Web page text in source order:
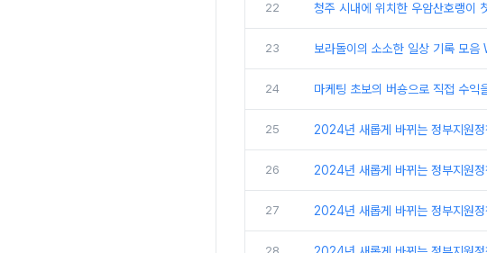
22
23 보라돌이의 소소한 일상 기록 모
24 마케팅 초보의 버숑으로 직접 수익
25 2024년 새롭게 바뀌는 정부지원
26 2024년 새롭게 바뀌는 정부지원
27 2024년 새롭게 바뀌는 정부지원